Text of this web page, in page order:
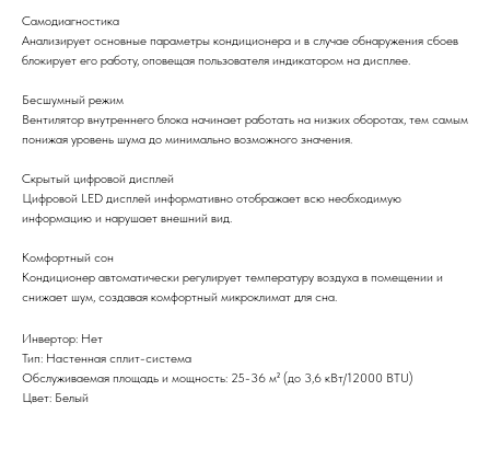
Самодиагностика
Анализирует основные параметры кондиционера и в случае обнаружения сбоев
блокирует его работу, оповещая пользователя индикатором на дисплее.
Бесшумный режим
Вентилятор внутреннего блока начинает работать на низких оборотах, тем самым
понижая уровень шума до минимально возможного значения.
Скрытый цифровой дисплей
Цифровой LED дисплей информативно отображает всю необходимую
информацию и нарушает внешний вид.
Комфортный сон
Кондиционер автоматически регулирует температуру воздуха в помещении и
снижает шум, создавая комфортный микроклимат для сна.
Инвертор: Нет
Тип: Настенная сплит-система
Обслуживаемая площадь и мощность: 25-36 м² (до 3,6 кВт/12000 BTU)
Цвет: Белый